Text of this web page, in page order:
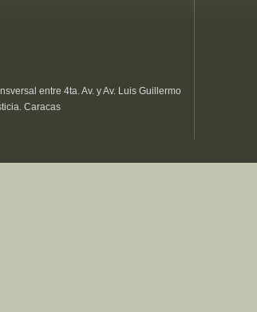
entre 4ta. Av. y Av. Luis Guillermo
Caracas